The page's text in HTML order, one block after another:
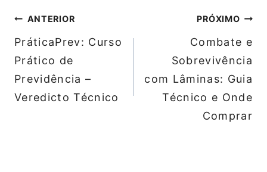
Navegação
de
Post
ANTERIOR
PráticaPrev: Curso
Prático de
Previdência –
Veredicto Técnico
PRÓXIMO
Combate e
Sobrevivência
com Lâminas: Guia
Técnico e Onde
Comprar